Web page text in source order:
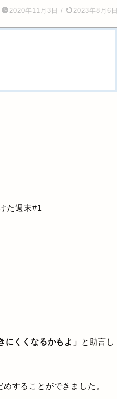
2020年11月3日 / 2023年8月6日
た週末#1
くくなるかもよ」
と助言し
することができました。